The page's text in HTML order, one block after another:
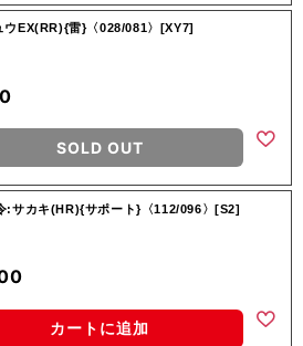
ウEX(RR){雷}〈028/081〉[XY7]
SOLD OUT
:サカキ(HR){サポート}〈112/096〉[S2]
カートに追加